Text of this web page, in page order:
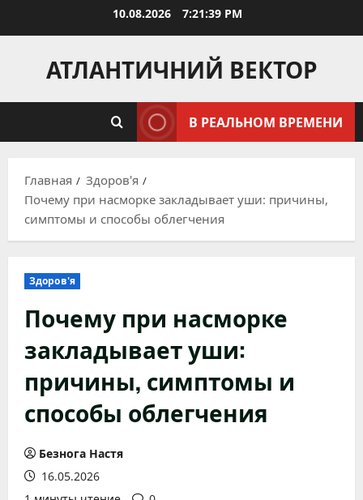
10.08.2026 7:21:40 PM
АТЛАНТИЧНИЙ ВЕКТОР
В РЕАЛЬНОМ ВРЕМЕНИ
Главная
Здоров'я
Почему при насморке закладывает уши: причины,
симптомы и способы облегчения
Здоров'я
Почему при насморке
закладывает уши:
причины, симптомы и
способы облегчения
Безнога Настя
16.05.2026